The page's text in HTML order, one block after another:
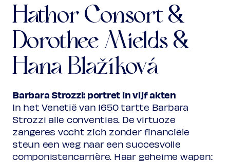
Barbara Strozzi: portret in vijf akten | 4
- 8 mrt 2026
Hathor Consort &
Dorothee Mields &
Hana Blažíková
Barbara Strozzi: portret in vijf akten
In het Venetië van 1650 tartte Barbara
Strozzi alle conventies. De virtuoze
zangeres vocht zich zonder financiële
steun een weg naar een succesvolle
componistencarrière. Haar geheime wapen: